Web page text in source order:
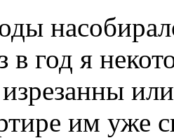
в год я
им уже